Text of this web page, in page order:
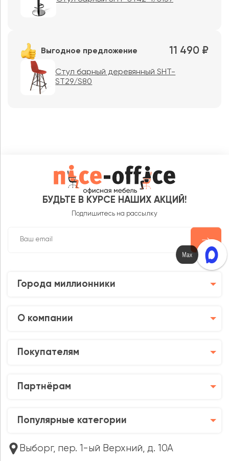
Выгодное предложение 11 490 ₽
Стул барный деревянный SHT-
ST29/S80
БУДЬТЕ В КУРСЕ НАШИХ АКЦИЙ!
Подпишитесь на рассылку
Города миллионники
О компании
Покупателям
Партнёрам
Популярные категории
Выборг, пер. 1-ый Верхний, д. 10А
Max